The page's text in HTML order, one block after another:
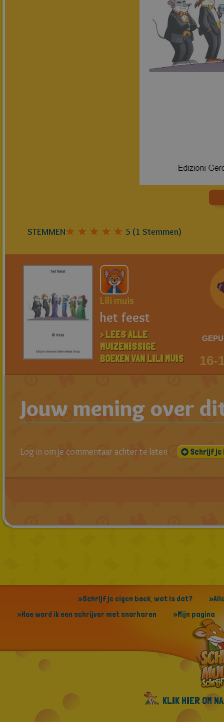
STEMMEN 5 (1 Stemmen)
Lili muis
het feest
> LEES ALLE
MUIZENISSIGE
BOEKEN VAN LILI MUIS
16-
Jouw mening over
Log in om je commentaar achter te laten Schrijf je
»Schrijf je eigen boek, wat is dat?
»Hoe word ik een schrijver met snorharen
»Mijn pagina
KLIK HIER OM